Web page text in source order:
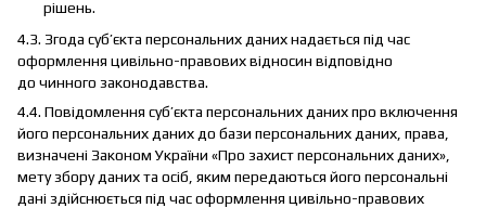
рішень.
4.3. Згода суб’єкта персональних даних надається під час
оформлення цивільно-правових відносин відповідно
до чинного законодавства.
4.4. Повідомлення суб’єкта персональних даних про включення
його персональних даних до бази персональних даних, права,
визначені Законом України «Про захист персональних даних»,
мету збору даних та осіб, яким передаються його персональні
дані здійснюється під час оформлення цивільно-правових